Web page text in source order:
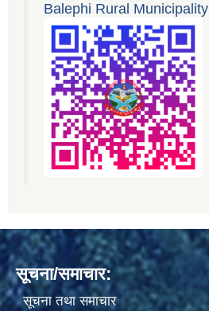
Balephi Rural Municipality
सूचना/समाचार:
सूचना तथा समाचार